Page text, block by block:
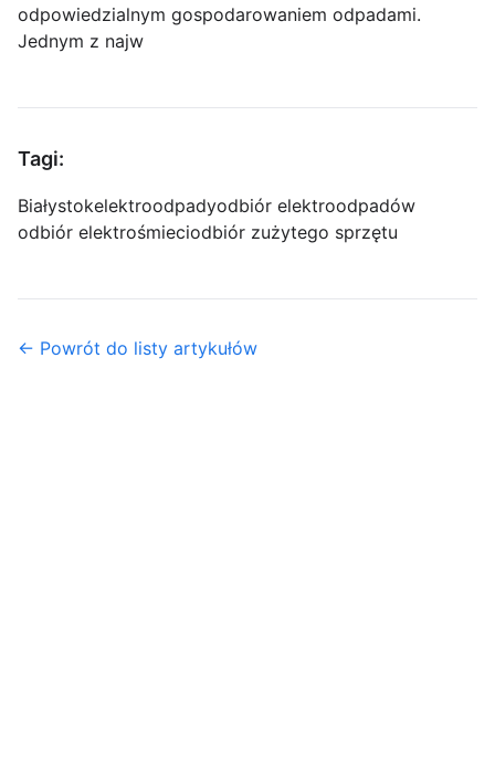
odpowiedzialnym gospodarowaniem odpadami.
Jednym z najw
Tagi:
Białystokelektroodpadyodbiór elektroodpadów
odbiór elektrośmieciodbiór zużytego sprzętu
← Powrót do listy artykułów